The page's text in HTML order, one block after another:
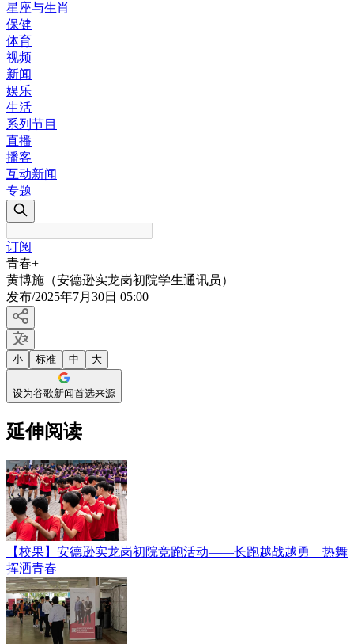
星座与生肖
保健
体育
视频
新闻
娱乐
生活
系列节目
直播
播客
互动新闻
专题
订阅
青春+
黄博施（安德逊实龙岗初院学生通讯员）
发布/2025年7月30日 05:00
小 标准 中 大
设为谷歌新闻首选来源
延伸阅读
【校果】安德逊实龙岗初院竞跑活动——长跑越战越勇 热舞
挥洒青春